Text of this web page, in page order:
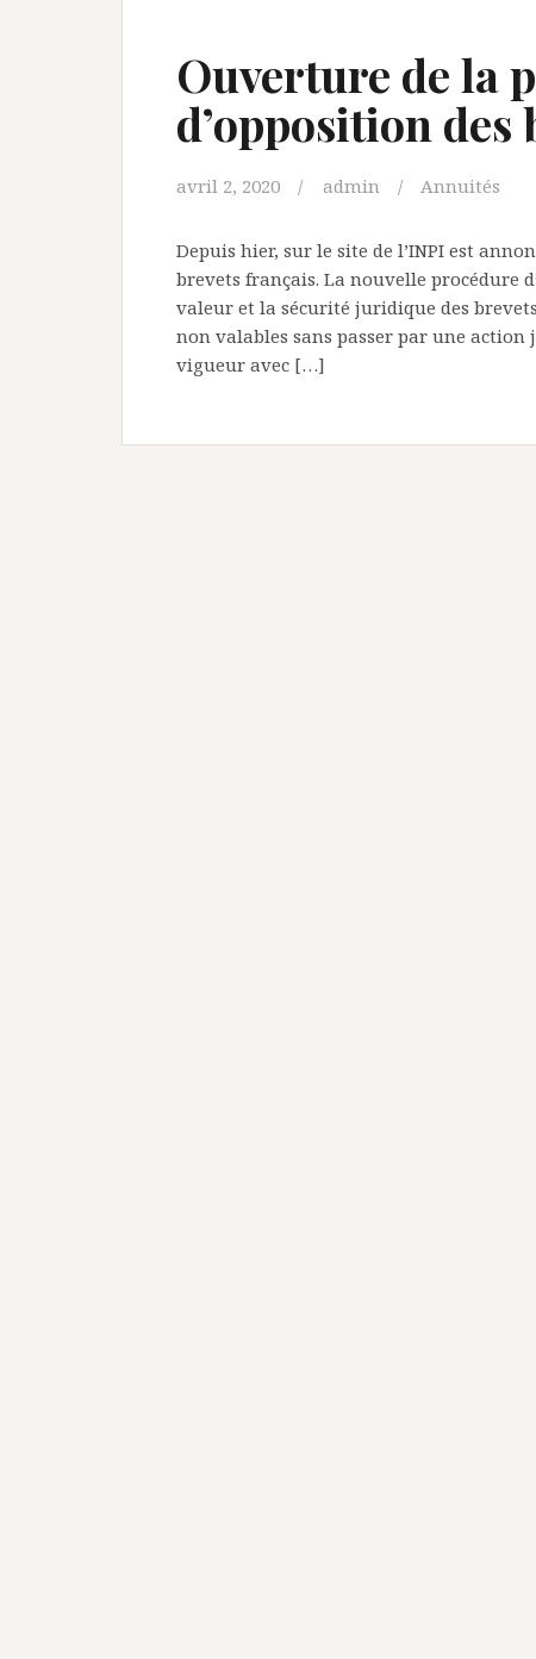
Ouverture de la
d’opposition
avril 2, 2020 admin Annuités
Depuis hier, sur le site de l’INPI est
brevets français. La nouvelle procédure
valeur et la sécurité juridique des
non valables sans passer par une
vigueur avec […]